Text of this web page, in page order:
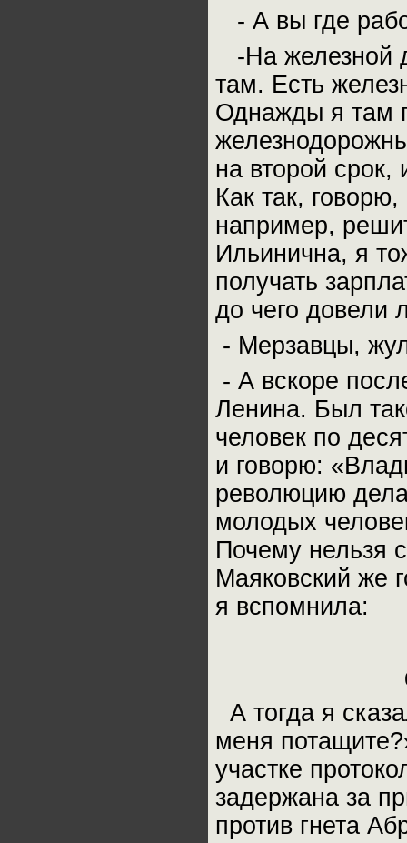
- А вы где
-На железной
там. Есть
Однажды я там
на второй
Как так,
например,
Ильинична, я
получать
до чего довели
- Мерзавцы,
- А вскоре
Ленина. Был
человек по
и говорю:
революцию
молодых
Почему нельзя
Маяковский же
я вспомнила:
А тогда я
меня
участке
задержана за
против гнета